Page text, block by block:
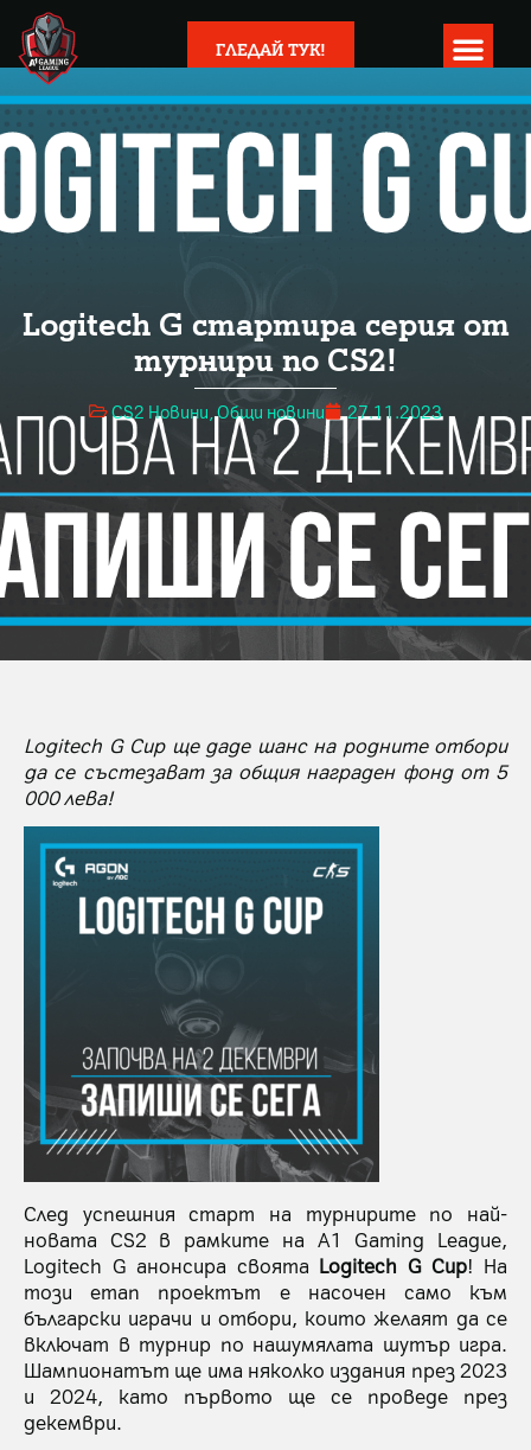
ГЛЕДАЙ ТУК!
Logitech G стартира серия от
турнири по CS2!
CS2 Новини ,Общи новини 27.11.2023
Logitech G Cup ще даде шанс на родните отбори
да се състезават за общия награден фонд от 5
000лева!
След успешния старт на турнирите по най-
новата CS2 в рамките на A1 Gaming League,
Logitech G анонсира своята Logitech G Cup! На
този етап проектът е насочен само към
български играчи и отбори, които желаят да се
включат в турнир по нашумялата шутър игра.
Шампионатът ще има няколко издания през 2023
и 2024, като първото ще се проведе през
декември.